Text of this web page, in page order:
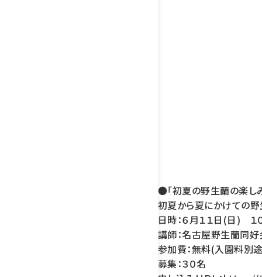
●「初夏の野生蘭の楽し
初夏から夏にかけての野
日時：６月１１日(日) １０
講師：名古屋野生蘭
参加費：無料(入園料別
募集：３０名